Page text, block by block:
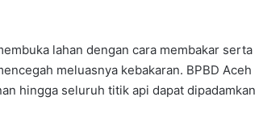
lahan dengan cara membakar serta
meluasnya kebakaran. BPBD Aceh
hingga seluruh titik api dapat dipadamkan